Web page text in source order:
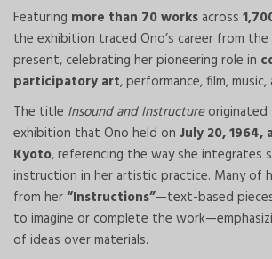
Featuring more than 70 works across
the exhibition traced Ono’s career from
present, celebrating her pioneering role in
participatory art, performance, film,
The title Insound and Instructureoriginated
exhibition that Ono held on July 20, 1964,
Kyoto, referencing the way she integrates
instruction in her artistic practice. Many of
from her“Instructions”—text-based
to imagine or complete the
of ideas over materials.